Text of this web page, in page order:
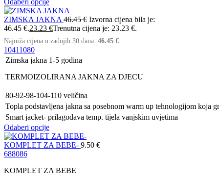
ZIMSKA JAKNA 46.45€ Izvorna cijena bila je:
46.45 €.23.23 €Trenutna cijena je: 23.23 €.
Najniža cijena u zadnjih 30 dana: 46.45 €
10411080
Zimska jakna 1-5 godina
TERMOIZOLIRANA JAKNA ZA DJECU
80-92-98-104-110 veličina
Topla podstavljena jakna sa posebnom warm up tehnologijom koja
Smart jacket- prilagodava temp. tijela vanjskim uvjetima
Odaberi opcije
KOMPLET ZA BEBE- 9.50 €
688086
KOMPLET ZA BEBE